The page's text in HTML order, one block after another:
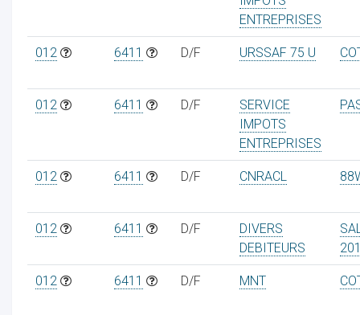
ENTREPRISES
012 6411 D/F URSSAF 75 U
012 6411 D/F
SERVICE
IMPOTS
ENTREPRISES
012 6411 D/F CNRACL
012 6411 D/F
DIVERS
DEBITEURS
012 6411 D/F MNT